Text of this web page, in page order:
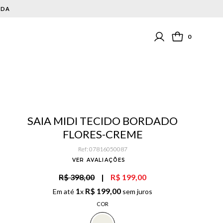
0
SAIA MIDI TECIDO BORDADO
FLORES-CREME
Ref: 07816050087
VER AVALIAÇÕES
R$ 398,00 | R$ 199,00
Em até 1x R$ 199,00 sem juros
COR